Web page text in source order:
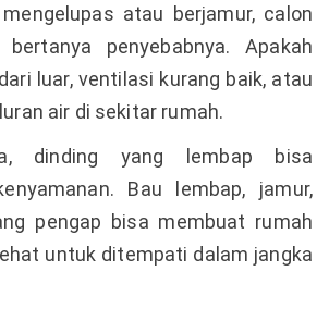
atau berjamur, calon
penyebabnya. Apakah
luar, ventilasi kurang baik, atau
air di sekitar rumah.
dinding yang lembap bisa
Bau lembap, jamur,
pengap bisa membuat rumah
untuk ditempati dalam jangka